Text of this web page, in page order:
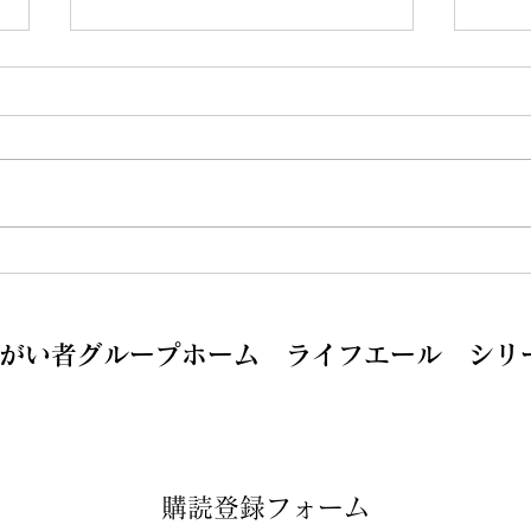
GEN気宝塚に変わりまし
新た
い者グループホーム ライフエール シリ
購読登録フォーム